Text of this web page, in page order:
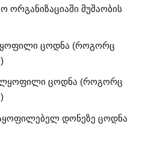
ორგანიზაციაში მუშაობის
ცოდნა (როგორც
ცოდნა (როგორც
დონეზე ცოდნა